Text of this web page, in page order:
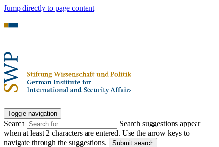
Jump directly to page content
Toggle navigation
Search
Search suggestions appear
when at least 2 characters are entered. Use the arrow keys to
navigate through the suggestions.
Submit search